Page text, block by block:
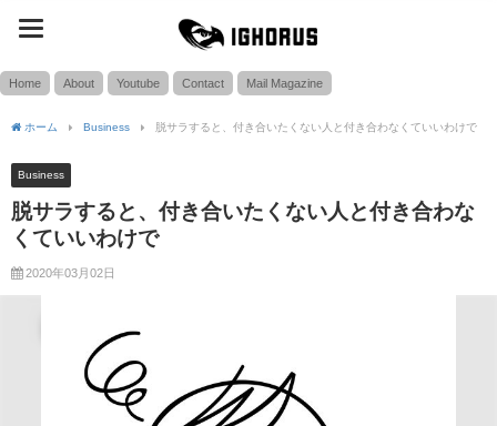
toggle
Home About Youtube Contact Mail Magazine
ホーム Business 脱サラすると、付き合いたくない人と付き合わなくていいわけで
Business
脱サラすると、付き合いたくない人と付き合わな
くていいわけで
2020年03月02日